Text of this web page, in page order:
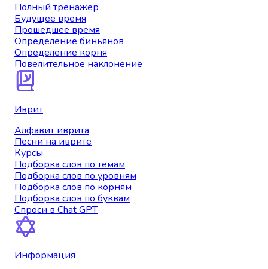
Полный тренажер
Будущее время
Прошедшее время
Определение биньянов
Определение корня
Повелительное наклонение
Иврит
Алфавит иврита
Песни на иврите
Курсы
Подборка слов по темам
Подборка слов по уровням
Подборка слов по корням
Подборка слов по буквам
Спроси в Chat GPT
Информация